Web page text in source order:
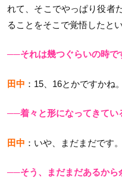
れて、そこでやっぱり役者
ることをそこで覚悟したとい
──それは幾つぐらいの時で
田中 ：15、16とかですかね。
──着々と形になってきてい
田中 ：いや、まだまだです。
──そう、まだまだあるから